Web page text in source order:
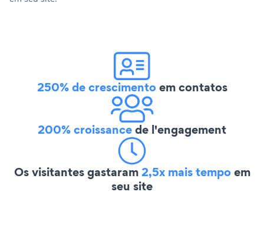
250% de crescimentoem contatos
200% croissancede l'engagement
Os visitantes gastaram2,5x mais tempoem
seu site